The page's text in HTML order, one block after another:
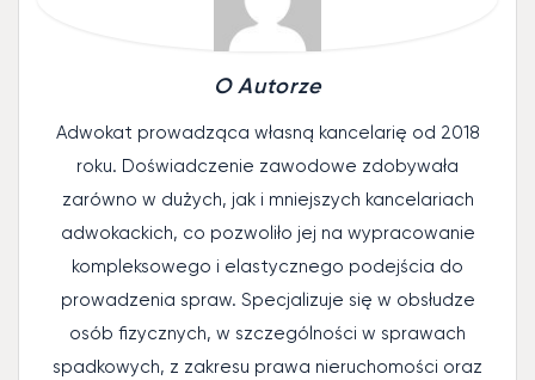
O Autorze
Adwokat prowadząca własną kancelarię od 2018
roku. Doświadczenie zawodowe zdobywała
zarówno w dużych, jak i mniejszych kancelariach
adwokackich, co pozwoliło jej na wypracowanie
kompleksowego i elastycznego podejścia do
prowadzenia spraw. Specjalizuje się w obsłudze
osób fizycznych, w szczególności w sprawach
spadkowych, z zakresu prawa nieruchomości oraz